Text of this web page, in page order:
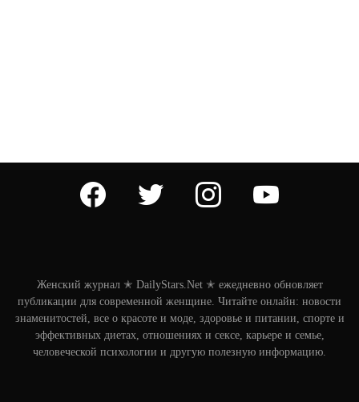
facebook twitter instagram
Женский журнал ✭ DailyStars.Net ✭ ежедневно обновляет
публикации для современной женщине. Читайте онлайн: новости
знаменитостей, все о красоте и моде, здоровье и питании, спорте и
эффективных диетах, отношениях и сексе, карьере и семье,
человеческой психологии и другую полезную информацию.